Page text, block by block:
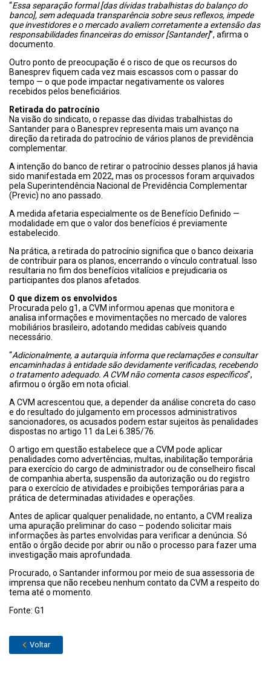
“Essa separação formal [das dívidas trabalhistas do balanço do
banco], sem adequada transparência sobre seus reflexos, impede
que investidores e o mercado avaliem corretamente a extensão das
responsabilidades financeiras do emissor [Santander]”, afirma o
documento.
Outro ponto de preocupação é o risco de que os recursos do
Banesprev fiquem cada vez mais escassos com o passar do
tempo — o que pode impactar negativamente os valores
recebidos pelos beneficiários.
Retirada do patrocínio
Na visão do sindicato, o repasse das dívidas trabalhistas do
Santander para o Banesprev representa mais um avanço na
direção da retirada do patrocínio de vários planos de previdência
complementar.
A intenção do banco de retirar o patrocínio desses planos já havia
sido manifestada em 2022, mas os processos foram arquivados
pela Superintendência Nacional de Previdência Complementar
(Previc) no ano passado.
A medida afetaria especialmente os de Benefício Definido —
modalidade em que o valor dos benefícios é previamente
estabelecido.
Na prática, a retirada do patrocínio significa que o banco deixaria
de contribuir para os planos, encerrando o vínculo contratual. Isso
resultaria no fim dos benefícios vitalícios e prejudicaria os
participantes dos planos afetados.
O que dizem os envolvidos
Procurada pelo g1, a CVM informou apenas que monitora e
analisa informações e movimentações no mercado de valores
mobiliários brasileiro, adotando medidas cabíveis quando
necessário.
“Adicionalmente, a autarquia informa que reclamações e consultar
encaminhadas à entidade são devidamente verificadas, recebendo
o tratamento adequado. A CVM não comenta casos específicos”,
afirmou o órgão em nota oficial.
A CVM acrescentou que, a depender da análise concreta do caso
e do resultado do julgamento em processos administrativos
sancionadores, os acusados podem estar sujeitos às penalidades
dispostas no artigo 11 da Lei 6.385/76.
O artigo em questão estabelece que a CVM pode aplicar
penalidades como advertências, multas, inabilitação temporária
para exercício do cargo de administrador ou de conselheiro fiscal
de companhia aberta, suspensão da autorização ou do registro
para o exercício de atividades e proibições temporárias para a
prática de determinadas atividades e operações.
Antes de aplicar qualquer penalidade, no entanto, a CVM realiza
uma apuração preliminar do caso – podendo solicitar mais
informações às partes envolvidas para verificar a denúncia. Só
então o órgão decide por abrir ou não o processo para fazer uma
investigação mais aprofundada.
Procurado, o Santander informou por meio de sua assessoria de
imprensa que não recebeu nenhum contato da CVM a respeito do
tema até o momento.
Fonte: G1
Voltar